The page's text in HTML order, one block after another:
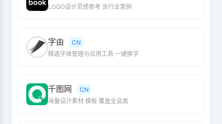
LOGO设计灵感参考 含行业案例
字由
CN
精选字体管理与应用工具 一键换字
千图网
CN
海量设计素材 模板 覆盖全品类